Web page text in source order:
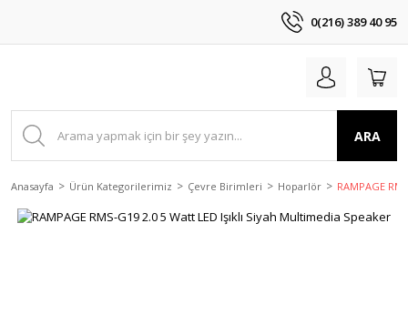
0(216) 389 40 95
ARA
Anasayfa Ürün Kategorilerimiz Çevre Birimleri Hoparlör RAMPAGE